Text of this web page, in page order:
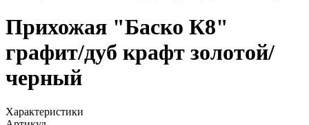
Прихожая "Баско К8"
графит/дуб крафт золотой/
черный
Характеристики